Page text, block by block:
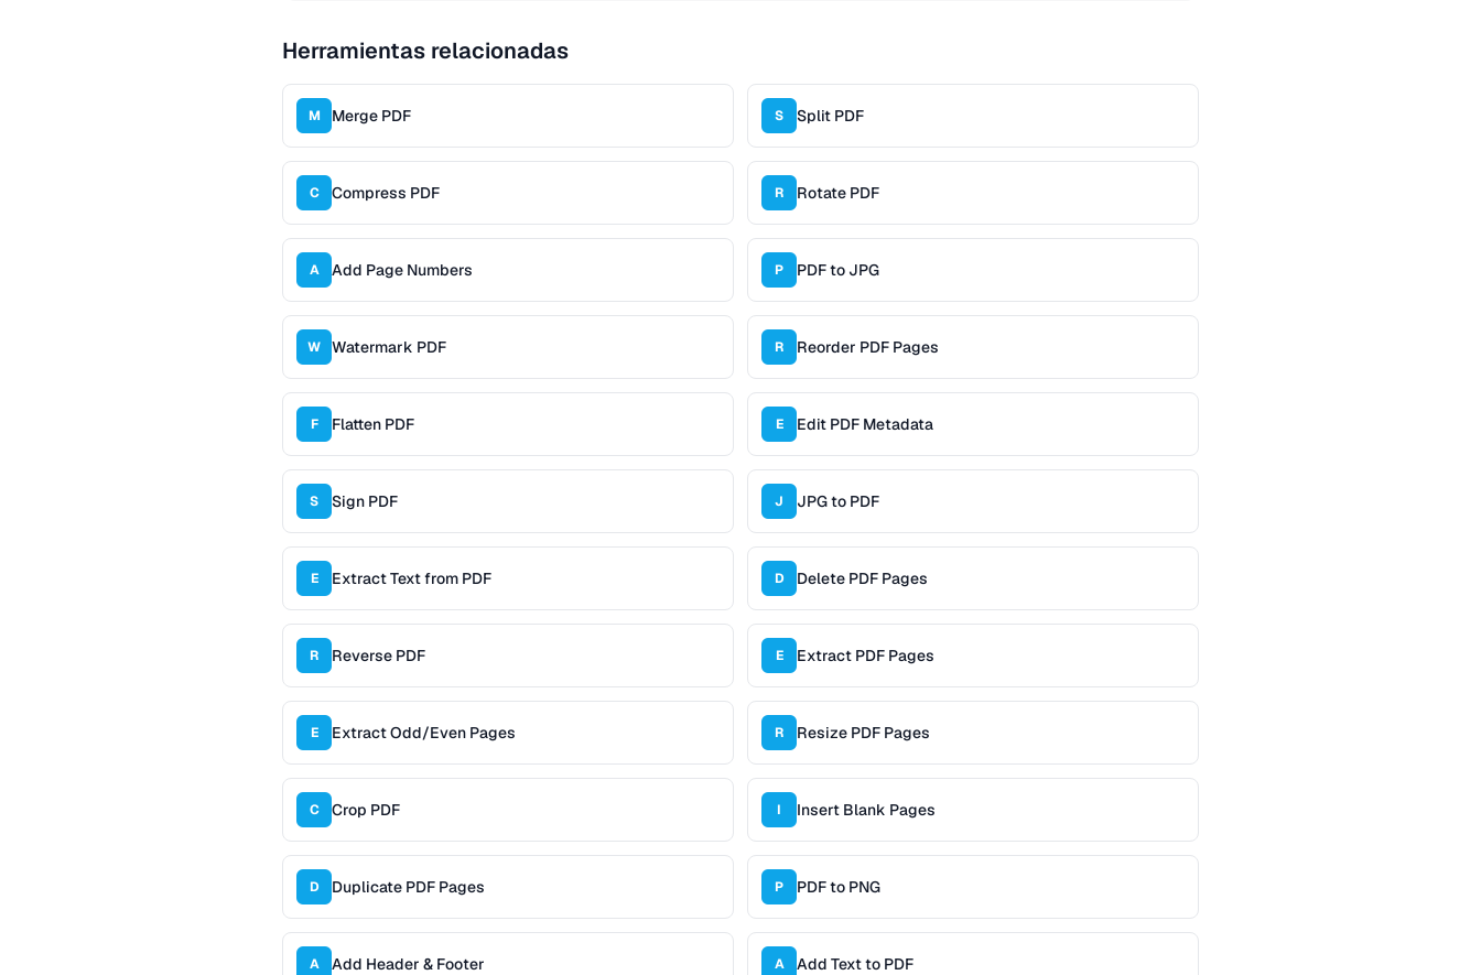
Herramientas relacionadas
M Merge PDF S Split PDF
C Compress PDF R Rotate PDF
A Add Page Numbers P PDF to JPG
W Watermark PDF R Reorder PDF Pages
F Flatten PDF E Edit PDF Metadata
S Sign PDF J JPG to PDF
E Extract Text from PDF D Delete PDF Pages
R Reverse PDF E Extract PDF Pages
E Extract Odd/Even Pages R Resize PDF Pages
C Crop PDF I Insert Blank Pages
D Duplicate PDF Pages P PDF to PNG
A Add Header & Footer A Add Text to PDF